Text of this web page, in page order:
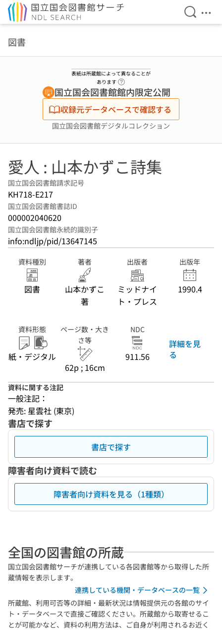
検索を
メ
図書
表紙は所蔵館によって異なることが
あります
国立国会図書館館内限定公開
収録元データベースで確認する
国立国会図書館デジタルコレクション
愛人 : 山本かずこ詩集
国立国会図書館請求記号
KH718-E217
国立国会図書館書誌ID
000002040620
国立国会図書館永続的識別子
info:ndljp/pid/13647145
資料種別
図書
著者
山本かずこ
著
出版者
ミッドナイ
ト・プレス
出版年
1990.4
資料形態
紙・デジタル
ページ数・大き
さ等
62p ; 16cm
NDC
911.56
詳細を見
る
資料に関する注記
一般注記：
発売: 星雲社 (東京)
書店で探す
書店で探す
障害者向け資料で読む
障害者向け資料を見る（1種類）
全国の図書館の所蔵
国立国会図書館サーチが連携している各図書館等から取得した所
蔵情報を表示します。
連携している機関・データベースの一覧
所蔵館、利用可否等の詳細・最新状況は情報提供元の各館のサイ
ト・データベースで直接ご確認ください。所蔵館から取寄せるこ
とが可能かなど、資料の利用方法は、ご自身が利用されるお近く